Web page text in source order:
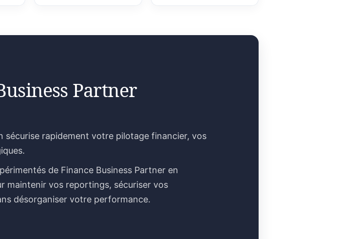
Partner
sécurise rapidement votre pilotage financier, vos
de Finance Business Partner en
maintenir vos reportings, sécuriser vos
désorganiser votre performance.